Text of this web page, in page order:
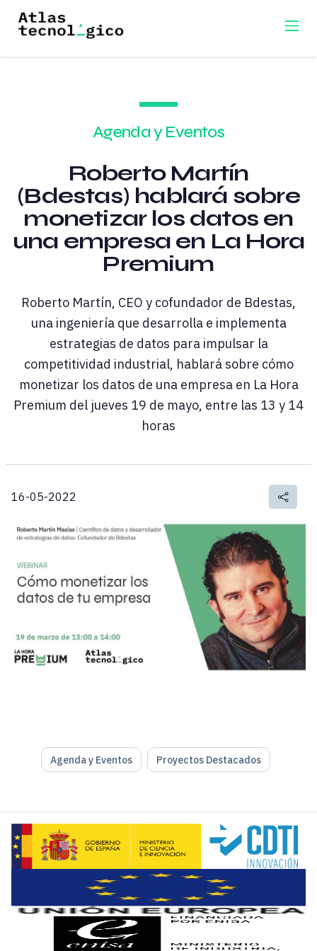
Agenda y Eventos
Roberto Martín
(Bdestas) hablará sobre
monetizar los datos en
una empresa en La Hora
Premium
Roberto Martín, CEO y cofundador de Bdestas,
una ingeniería que desarrolla e implementa
estrategias de datos para impulsar la
competitividad industrial, hablará sobre cómo
monetizar los datos de una empresa en La Hora
Premium del jueves 19 de mayo, entre las 13 y 14
horas
16-05-2022
Martín esprofesor de Machine Learningen los
Desde 2016 Martín lideraBdestas, una ingeniería que
Los usuarios Premium de Atlas Tecnológico tienen
Agenda y Eventos Proyectos Destacados